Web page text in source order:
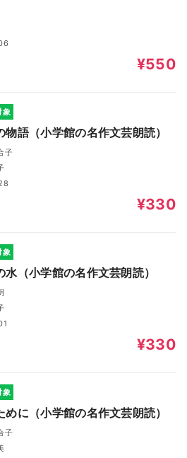
¥550
象
物語（小学館の名作文芸朗読）
子
¥330
象
水（小学館の名作文芸朗読）
¥330
象
めに（小学館の名作文芸朗読）
子